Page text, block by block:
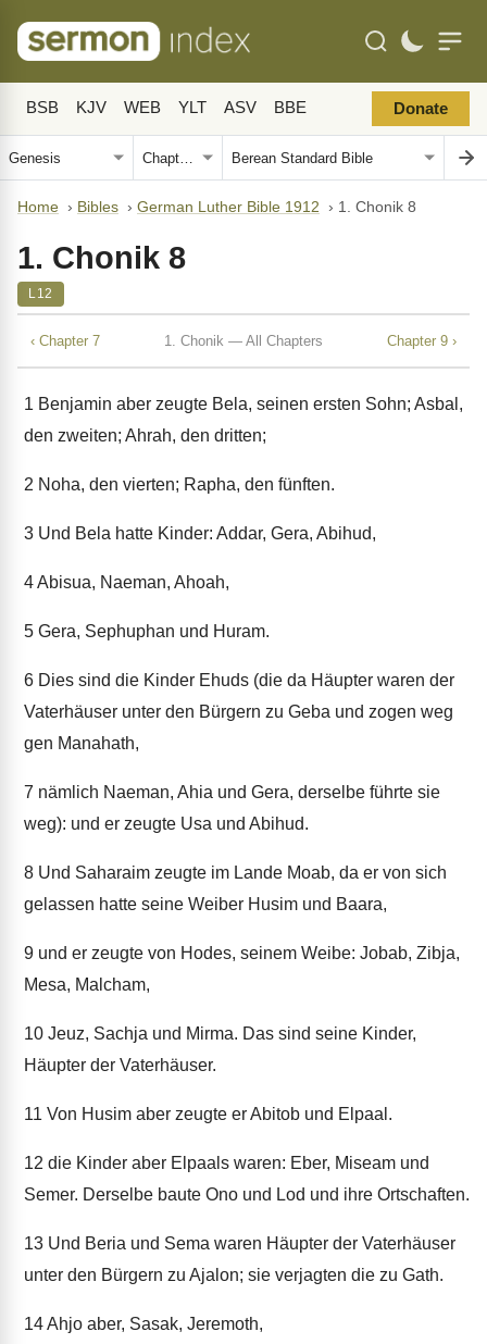
BSB KJV WEB YLT ASV BBE Donate
Home › Bibles › German Luther Bible 1912 › 1. Chonik 8
1. Chonik 8
L12
‹ Chapter 7 1. Chonik — All Chapters Chapter 9 ›
1 Benjamin aber zeugte Bela, seinen ersten Sohn; Asbal,
den zweiten; Ahrah, den dritten;
2 Noha, den vierten; Rapha, den fünften.
3 Und Bela hatte Kinder: Addar, Gera, Abihud,
4Abisua, Naeman, Ahoah,
5 Gera, Sephuphan und Huram.
6 Dies sind die Kinder Ehuds (die da Häupter waren der
Vaterhäuser unter den Bürgern zu Geba und zogen weg
gen Manahath,
7 nämlich Naeman, Ahia und Gera, derselbe führte sie
weg): und er zeugte Usa und Abihud.
8 Und Saharaim zeugte im Lande Moab, da er von sich
gelassen hatte seine Weiber Husim und Baara,
9 und er zeugte von Hodes, seinem Weibe: Jobab, Zibja,
Mesa, Malcham,
10 Jeuz, Sachja und Mirma. Das sind seine Kinder,
Häupter der Vaterhäuser.
11 Von Husim aber zeugte er Abitob und Elpaal.
12 die Kinder aber Elpaals waren: Eber, Miseam und
Semer. Derselbe baute Ono und Lod und ihre Ortschaften.
13 Und Beria und Sema waren Häupter der Vaterhäuser
unter den Bürgern zu Ajalon; sie verjagten die zu Gath.
14Ahjo aber, Sasak, Jeremoth,